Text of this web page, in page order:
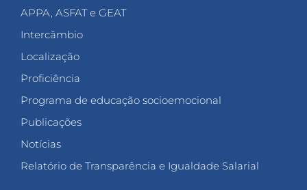
APPA, ASFAT e GEAT
Intercâmbio
Localização
Proficiência
Programa de educação socioemocional
Publicações
Notícias
Relatório de Transparência e Igualdade Salarial